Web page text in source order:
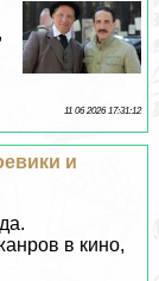
11 06 2026 17:31:12
и
в кино,